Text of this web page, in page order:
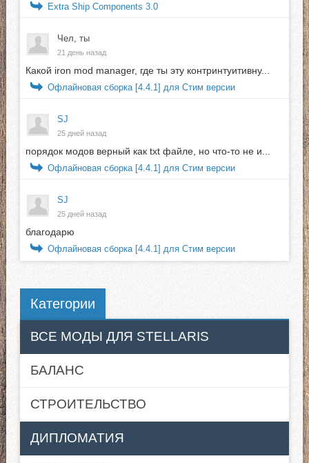
Extra Ship Components 3.0
Чел, ты
21 день назад
Какой iron mod manager, где ты эту контринтуитивну...
Офлайновая сборка [4.4.1] для Стим версии
SJ
25 дней назад
порядок модов верный как txt файле, но что-то не и...
Офлайновая сборка [4.4.1] для Стим версии
SJ
25 дней назад
благодарю
Офлайновая сборка [4.4.1] для Стим версии
Категории
ВСЕ МОДЫ ДЛЯ STELLARIS
БАЛАНС
СТРОИТЕЛЬСТВО
ДИПЛОМАТИЯ